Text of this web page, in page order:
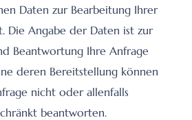
Daten zur Bearbeitung Ihrer
Die Angabe der Daten ist zur
Beantwortung Ihre Anfrage
deren Bereitstellung können
nicht oder allenfalls
beantworten.